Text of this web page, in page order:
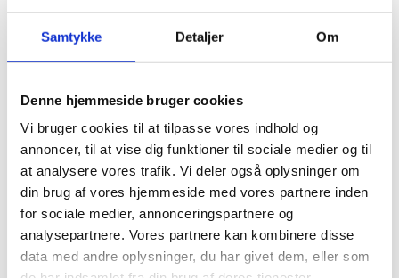
Samtykke Detaljer Om
Denne hjemmeside bruger cookies
Vi bruger cookies til at tilpasse vores indhold og
annoncer, til at vise dig funktioner til sociale medier og til
at analysere vores trafik. Vi deler også oplysninger om
din brug af vores hjemmeside med vores partnere inden
for sociale medier, annonceringspartnere og
analysepartnere. Vores partnere kan kombinere disse
data med andre oplysninger, du har givet dem, eller som
rigtig rart, når man til daglig går alene eller et
par stykker sammen. Det er et godt forum til at
snakke om de ting.
Bestyrelsen for klubben består af tre personer,
hvoraf en er tillidsrepræsentant, en er
suppleant og en er medlem. Der skal være en
repræsentant fra hvert slagteri. Bestyrelsen
har så har ansvar for at indkalde til møder, og
de aftaler en gang årligt, hvad der skal ske det
kommende år.